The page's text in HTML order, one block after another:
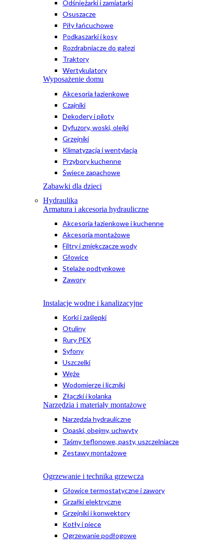
Odśnieżarki i zamiatarki
Osuszacze
Piły łańcuchowe
Podkaszarki i kosy
Rozdrabniacze do gałęzi
Traktory
Wertykulatory
Wyposażenie domu
Akcesoria łazienkowe
Czajniki
Dekodery i piloty
Dyfuzory, woski, olejki
Grzejniki
Klimatyzacja i wentylacja
Przybory kuchenne
Świece zapachowe
Zabawki dla dzieci
Hydraulika
Armatura i akcesoria hydrauliczne
Akcesoria łazienkowe i kuchenne
Akcesoria montażowe
Filtry i zmiękczacze wody
Głowice
Stelaże podtynkowe
Zawory
Instalacje wodne i kanalizacyjne
Korki i zaślepki
Otuliny
Rury PEX
Syfony
Uszczelki
Węże
Wodomierze i liczniki
Złączki i kolanka
Narzędzia i materiały montażowe
Narzędzia hydrauliczne
Opaski, obejmy, uchwyty
Taśmy teflonowe, pasty, uszczelniacze
Zestawy montażowe
Ogrzewanie i technika grzewcza
Głowice termostatyczne i zawory
Grzałki elektryczne
Grzejniki i konwektory
Kotły i piece
Ogrzewanie podłogowe